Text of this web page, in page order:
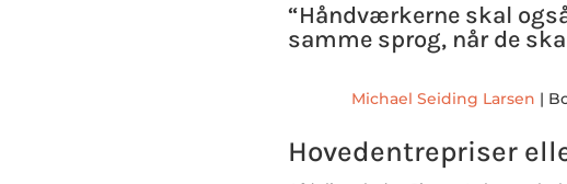
“Håndværkerne skal
samme sprog, når de
Michael Seiding Larsen |
Hovedentrepriser